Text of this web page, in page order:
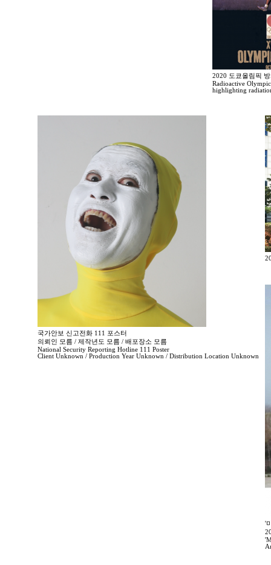
2020 도쿄올림픽
Radioactive
highlighting
국가안보 신고전화 111 포스터
의뢰인 모름 / 제작년도 모름 / 배포장소 모름
National Security Reporting Hotline 111 Poster
Client Unknown / Production Year Unknown / Distribution Location Unknown
'